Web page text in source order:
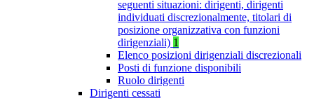
seguenti situazioni: dirigenti, dirigenti
individuati discrezionalmente, titolari di
posizione organizzativa con funzioni
dirigenziali) 1
Elenco posizioni dirigenziali discrezionali
Posti di funzione disponibili
Ruolo dirigenti
Dirigenti cessati